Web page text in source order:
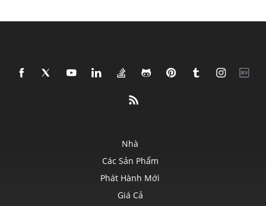
Nhà
Các Sản Phẩm
Phát Hành Mới
Giá Cả